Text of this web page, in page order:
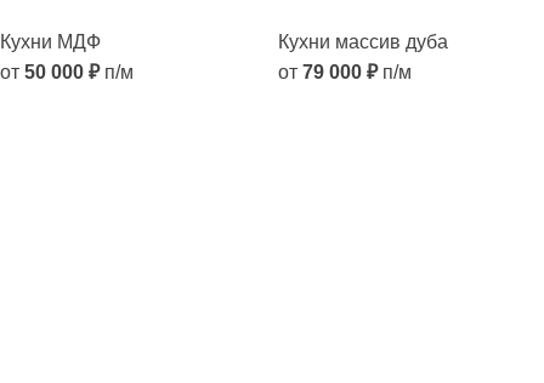
Кухни МДФ
от 50 000 ₽п/м
Кухни массив дуба
от 79 000 ₽п/м